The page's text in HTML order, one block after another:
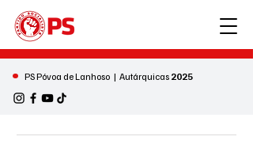
• PS Póvoa de Lanhoso | Autárquicas 2025